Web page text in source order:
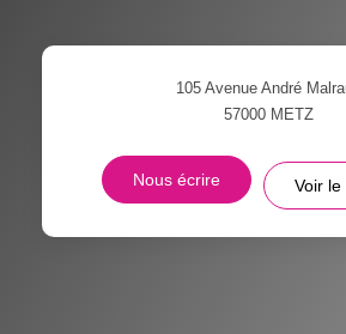
105 Avenue André
57000 METZ
Nous écrire Voir